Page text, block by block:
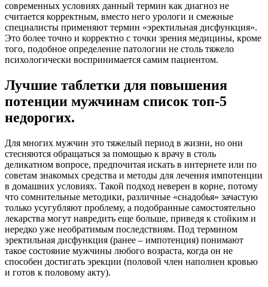
современных условиях данный термин как диагноз не
считается корректным, вместо него урологи и смежные
специалисты применяют термин «эректильная дисфункция».
Это более точно и корректно с точки зрения медицины, кроме
того, подобное определение патологии не столь тяжело
психологически воспринимается самим пациентом.
Лучшие таблетки для повышения
потенции мужчинам список топ-5
недорогих.
Для многих мужчин это тяжелый период в жизни, но они
стесняются обращаться за помощью к врачу в столь
деликатном вопросе, предпочитая искать в интернете или по
советам знакомых средства и методы для лечения импотенции
в домашних условиях. Такой подход неверен в корне, потому
что сомнительные методики, различные «снадобья» зачастую
только усугубляют проблему, а подобранные самостоятельно
лекарства могут навредить еще больше, приведя к стойким и
нередко уже необратимым последствиям. Под термином
эректильная дисфункция (ранее – импотенция) понимают
такое состояние мужчины любого возраста, когда он не
способен достигать эрекции (половой член наполнен кровью
и готов к половому акту).